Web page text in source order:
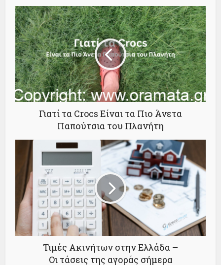
Γιατί τα Crocs Είναι τα Πιο Άνετα
Παπούτσια του Πλανήτη
Τιμές Ακινήτων στην Ελλάδα –
Οι τάσεις της αγοράς σήμερα